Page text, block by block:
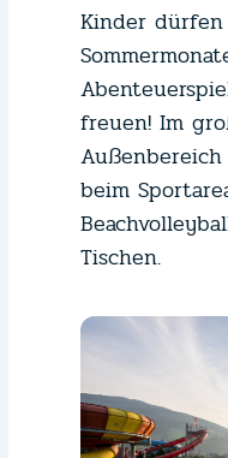
Kinder
freuen! Im
beim
Tischen.